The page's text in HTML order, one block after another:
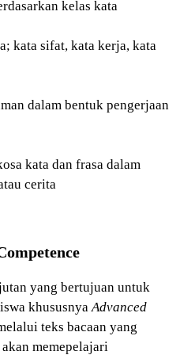
kelas kata
kata sifat, kata kerja, kata
dalam bentuk pengerjaan
kata dan frasa dalam
cerita
yang bertujuan untuk
khususnyaAdvanced
teks bacaan yang
memepelajari